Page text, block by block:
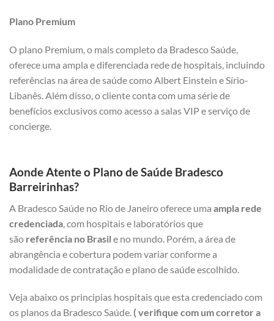
Plano Premium
O plano Premium, o mais completo da Bradesco Saúde,
oferece uma ampla e diferenciada rede de hospitais, incluindo
referências na área de saúde como Albert Einstein e Sírio-
Libanês. Além disso, o cliente conta com uma série de
benefícios exclusivos como acesso a salas VIP e serviço de
concierge.
Aonde Atente o Plano de Saúde Bradesco
Barreirinhas?
A Bradesco Saúde no Rio de Janeiro oferece uma ampla rede
credenciada , com hospitais e laboratórios que
são referência no Brasil e no mundo. Porém, a área de
abrangência e cobertura podem variar conforme a
modalidade de contratação e plano de saúde escolhido.
Veja abaixo os principias hospitais que esta credenciado com
os planos da Bradesco Saúde. ( verifique com um corretor a